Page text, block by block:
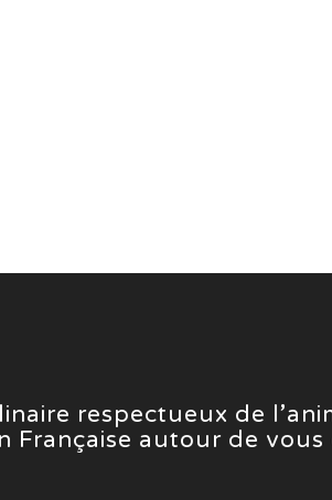
respectueux de
Française autour de vous